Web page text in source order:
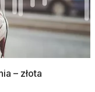
– złota